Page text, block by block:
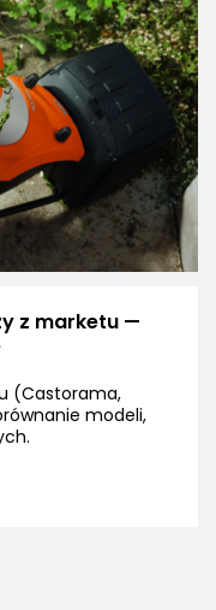
z marketu —
(Castorama,
modeli,